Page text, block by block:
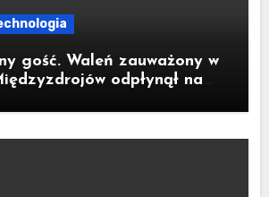
gość. Waleń zauważony w
odpłynął na